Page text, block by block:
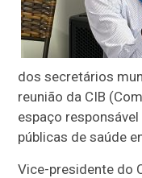
dos secretários
reunião da CIB
espaço
públicas de saúde
Vice-presidente do